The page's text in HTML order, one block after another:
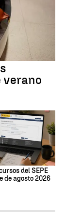
verano
del SEPE
de agosto 2026